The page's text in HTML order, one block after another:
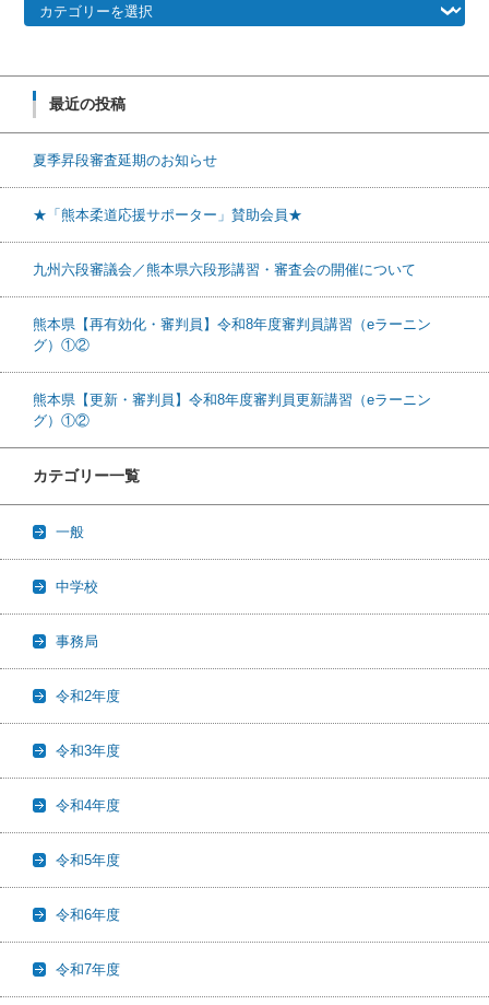
最近の投稿
夏季昇段審査延期のお知らせ
★「熊本柔道応援サポーター」賛助会員★
九州六段審議会／熊本県六段形講習・審査会の開催について
熊本県【再有効化・審判員】令和8年度審判員講習（eラーニン
グ）①②
熊本県【更新・審判員】令和8年度審判員更新講習（eラーニン
グ）①②
カテゴリー一覧
一般
中学校
事務局
令和2年度
令和3年度
令和4年度
令和5年度
令和6年度
令和7年度